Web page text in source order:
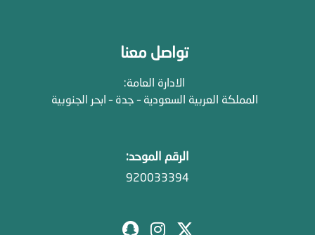
تواصل معنا
الادارة العامة:
المملكة العربية السعودية – جدة – ابحر الجنوبية
الرقم الموحد:
920033394